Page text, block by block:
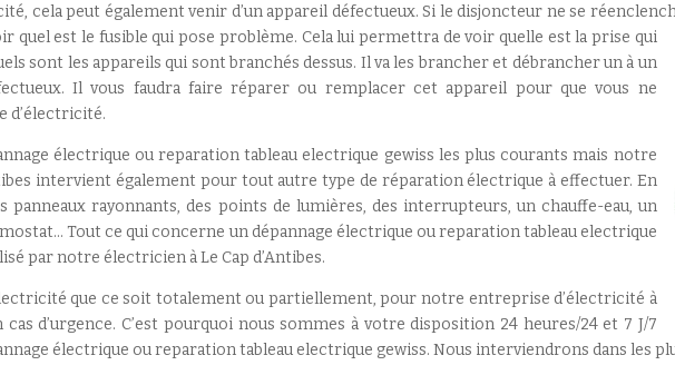
cela peut également venir d’un appareil défectueux. Si le disjoncteur ne se
quel est le fusible qui pose problème. Cela lui permettra de voir quelle est la prise qui
sont les appareils qui sont branchés dessus. Il va les brancher et débrancher un à un
Il vous faudra faire réparer ou remplacer cet appareil pour que vous ne
d’électricité.
électrique ou reparation tableau electrique gewiss les plus courants mais notre
intervient également pour tout autre type de réparation électrique à effectuer. En
panneaux rayonnants, des points de lumières, des interrupteurs, un chauffe-eau, un
Tout ce qui concerne un dépannage électrique ou reparation tableau electrique
par notre électricien à Le Cap d’Antibes.
que ce soit totalement ou partiellement, pour notre entreprise d’électricité à
cas d’urgence. C’est pourquoi nous sommes à votre disposition 24 heures/24 et 7 J/7
électrique ou reparation tableau electrique gewiss. Nous interviendrons dans les